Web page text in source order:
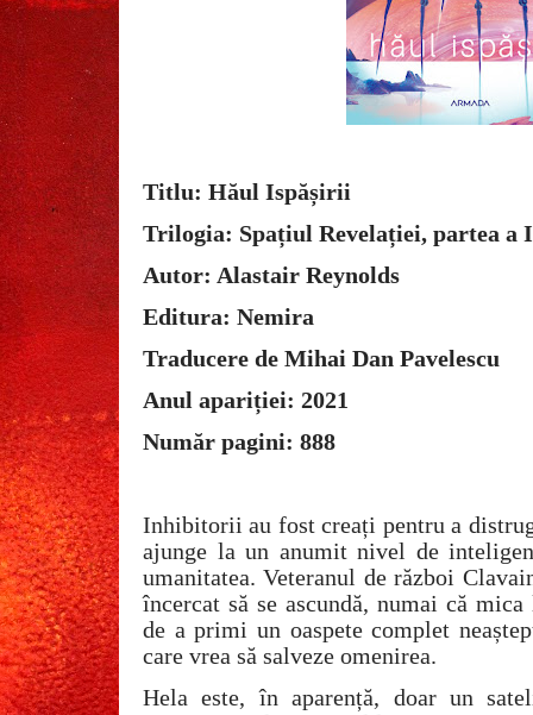
Titlu: Hăul Ispășirii
Trilogia: Spațiul Revelației, partea a
Autor: Alastair Reynolds
Editura: Nemira
Traducere de Mihai Dan Pavelescu
Anul apariției: 2021
Număr pagini: 888
Inhibitorii au fost creați pentru a
ajunge la un anumit nivel de
umanitatea. Veteranul de război
încercat să se ascundă, numai că
de a primi un oaspete complet
care vrea să salveze omenirea.
Hela este, în aparență, doar un